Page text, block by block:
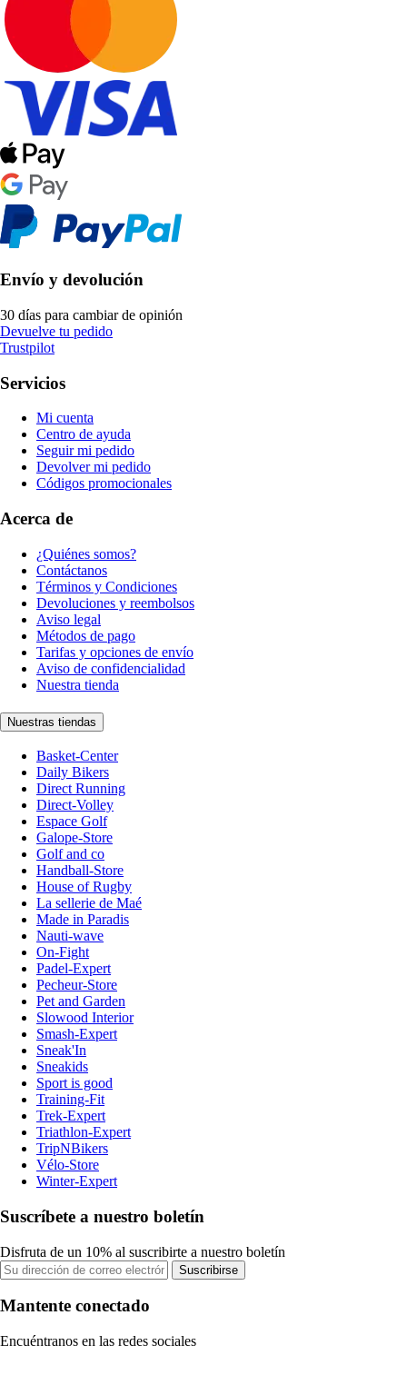
Envío y devolución
30 días para cambiar de opinión
Devuelve tu pedido
Trustpilot
Servicios
Mi cuenta
Centro de ayuda
Seguir mi pedido
Devolver mi pedido
Códigos promocionales
Acerca de
¿Quiénes somos?
Contáctanos
Términos y Condiciones
Devoluciones y reembolsos
Aviso legal
Métodos de pago
Tarifas y opciones de envío
Aviso de confidencialidad
Nuestra tienda
Nuestras tiendas
Basket-Center
Daily Bikers
Direct Running
Direct-Volley
Espace Golf
Galope-Store
Golf and co
Handball-Store
House of Rugby
La sellerie de Maé
Made in Paradis
Nauti-wave
On-Fight
Padel-Expert
Pecheur-Store
Pet and Garden
Slowood Interior
Smash-Expert
Sneak'In
Sneakids
Sport is good
Training-Fit
Trek-Expert
Triathlon-Expert
TripNBikers
Vélo-Store
Winter-Expert
Suscríbete a nuestro boletín
Disfruta de un 10% al suscribirte a nuestro boletín
Suscribirse
Mantente conectado
Encuéntranos en las redes sociales